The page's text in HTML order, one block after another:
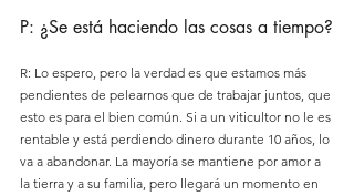
P: ¿Se está haciendo las cosas a tiempo?
R: Lo espero, pero la verdad es que estamos más
pendientes de pelearnos que de trabajar juntos, que
esto es para el bien común. Si a un viticultor no le es
rentable y está perdiendo dinero durante 10 años, lo
va a abandonar. La mayoría se mantiene por amor a
la tierra y a su familia, pero llegará un momento en